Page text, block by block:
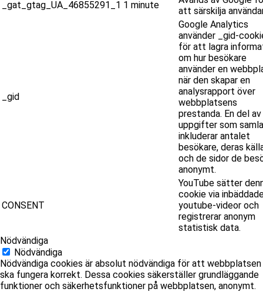
_gat_gtag_UA_46855291_1 1 minute
att särskilja
_gid
Google Analytics
använder _gid-
för att lagra
om hur besökare
använder en
när den skapar en
analysrapport över
webbplatsens
prestanda. En del
uppgifter som
inkluderar antalet
besökare, deras
och de sidor de
anonymt.
CONSENT
YouTube sätter
cookie via
youtube-videor och
registrerar anonym
statistisk data.
Nödvändiga
Nödvändiga
Nödvändiga cookies är absolut nödvändiga för att webbplatsen
ska fungera korrekt. Dessa cookies säkerställer grundläggande
funktioner och säkerhetsfunktioner på webbplatsen, anonymt.